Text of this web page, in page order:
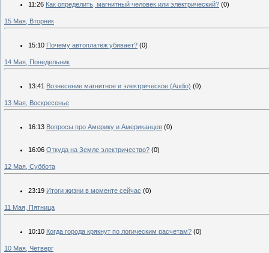
11:26 Как определить, магнитный человек или электрический? (0)
15 Мая, Вторник
15:10 Почему автоплатёж убивает? (0)
14 Мая, Понедельник
13:41 Вознесение магнитное и электрическое (Audio) (0)
13 Мая, Воскресенье
16:13 Вопросы про Америку и Американцев (0)
16:06 Откуда на Земле электричество? (0)
12 Мая, Суббота
23:19 Итоги жизни в моменте сейчас (0)
11 Мая, Пятница
10:10 Когда города крякнут по логическим расчетам? (0)
10 Мая, Четверг